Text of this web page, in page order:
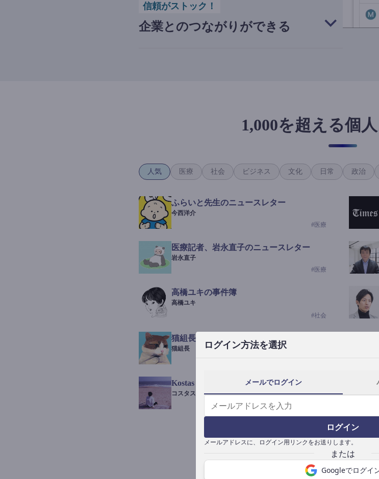
ログイン方法を選択
メールでログイン
ログイン
メールアドレスに、ログイン用リンクをお送りします。
Googleでログイ
信頼がストック！
企業とのつながりができる
1,000を超える個
人気 医療 社会 ビジネス 文化 日常 政治
ふらいと先生のニュースレター
今西洋介
#医療
医療記者、岩永直子のニュースレター
岩永直子
#医療
高橋ユキの事件簿
高橋ユキ
#社会
猫組長POST
猫組長
Kostas Beauty News
コスタス
書き手になる